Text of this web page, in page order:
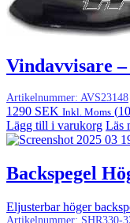
Vindavvisare
Artikelnummer: AVS23148
1290 SEK Inkl. Moms (
Lägg till i varukorg Läs
Backspegel
Eljusterbar höger
Artikelnummer: SHR330-